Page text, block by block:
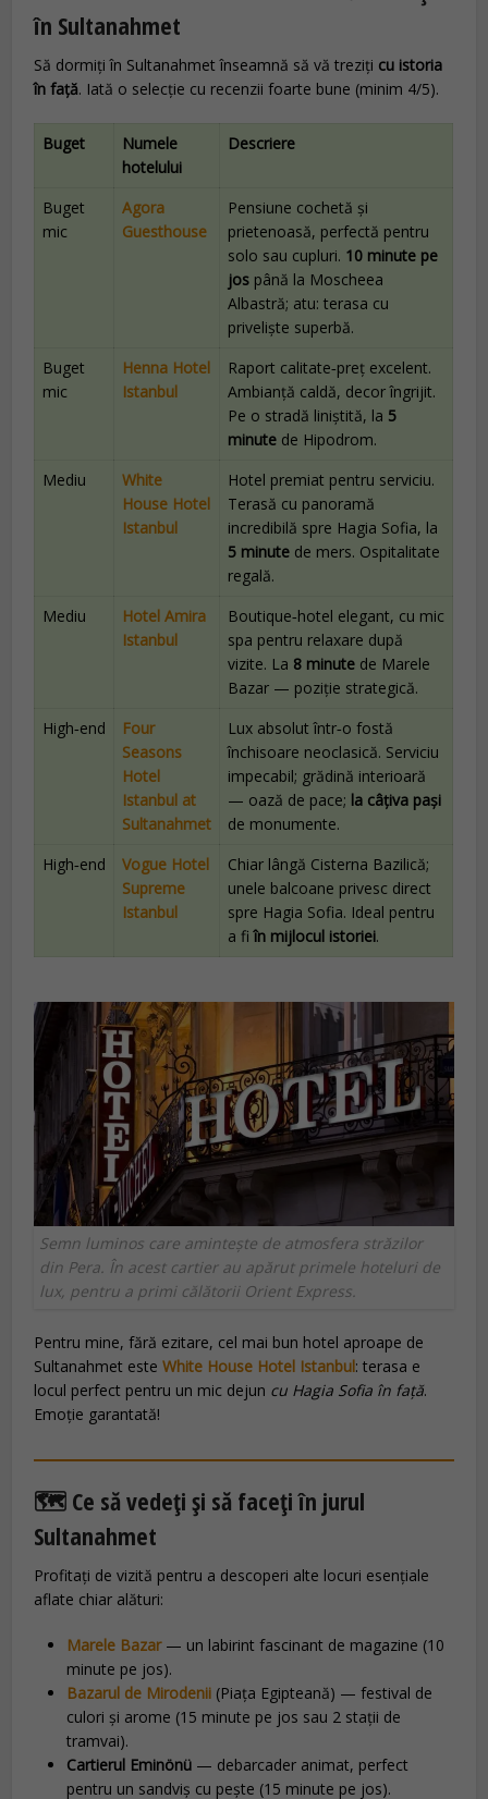
în Sultanahmet
Să dormiți în Sultanahmet înseamnă să vă treziți cu istoria
în față. Iată o selecție cu recenzii foarte bune (minim 4/5).
Buget
Numele
hotelului
Descriere
Buget
mic
Agora
Guesthouse
Pensiune cochetă și
prietenoasă, perfectă pentru
solo sau cupluri. 10 minute pe
jos până la Moscheea
Albastră; atu: terasa cu
priveliște superbă.
Buget
mic
Henna Hotel
Istanbul
Raport calitate‑preț excelent.
Ambianță caldă, decor îngrijit.
Pe o stradă liniștită, la 5
minute de Hipodrom.
Mediu
White
House Hotel
Istanbul
Hotel premiat pentru serviciu.
Terasă cu panoramă
incredibilă spre Hagia Sofia, la
5 minute de mers. Ospitalitate
regală.
Mediu
Hotel Amira
Istanbul
Boutique‑hotel elegant, cu mic
spa pentru relaxare după
vizite. La 8 minute de Marele
Bazar — poziție strategică.
High‑end
Four
Seasons
Hotel
Istanbul at
Sultanahmet
Lux absolut într‑o fostă
închisoare neoclasică. Serviciu
impecabil; grădină interioară
— oază de pace; la câțiva pași
de monumente.
High‑end
Vogue Hotel
Supreme
Istanbul
Chiar lângă Cisterna Bazilică;
unele balcoane privesc direct
spre Hagia Sofia. Ideal pentru
a fiîn mijlocul istoriei.
Semn luminos care amintește de atmosfera străzilor
din Pera. În acest cartier au apărut primele hoteluri de
lux, pentru a primi călătorii Orient Express.
Pentru mine, fără ezitare, cel mai bun hotel aproape de
Sultanahmet esteWhite House Hotel Istanbul: terasa e
locul perfect pentru un mic dejun cu Hagia Sofia în față.
Emoție garantată!
🗺️ Ce să vedeți și să faceți în jurul
Sultanahmet
Profitați de vizită pentru a descoperi alte locuri esențiale
aflate chiar alături:
Marele Bazar— un labirint fascinant de magazine (10
minute pe jos).
Bazarul de Mirodenii (Piața Egipteană) — festival de
culori și arome (15 minute pe jos sau 2 stații de
tramvai).
Cartierul Eminönü — debarcader animat, perfect
pentru un sandviș cu pește (15 minute pe jos).